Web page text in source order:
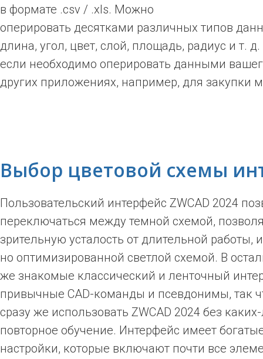
в формате .csv / .xls. Можно
оперировать десятками различных типов
длина, угол, цвет, слой, площадь, радиус и т.
если необходимо оперировать данными
других приложениях, например, для закупки
Выбор цветовой схемы
Пользовательский интерфейс ZWCAD 2024
переключаться между темной схемой,
зрительную усталость от длительной работы,
но оптимизированной светлой схемой. В
же знакомые классический и ленточный
привычные CAD-команды и псевдонимы, так
сразу же использовать ZWCAD 2024 без
повторное обучение. Интерфейс имеет
настройки, которые включают почти все